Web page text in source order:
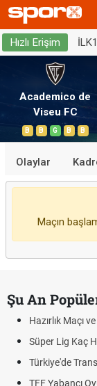
Hızlı Erişim
Academico de
Viseu FC
B B G B B
Olaylar
Maçın
Şu An
Hazırlık Maçı
Süper Lig Kaç
Türkiye'de
TFF Yabancı